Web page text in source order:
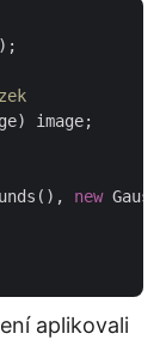
);
image;
new
aplikovali